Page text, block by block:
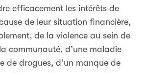
efficacement les intérêts de
de leur situation financière,
de la violence au sein de
communauté, d’une maladie
de drogues, d’un manque de